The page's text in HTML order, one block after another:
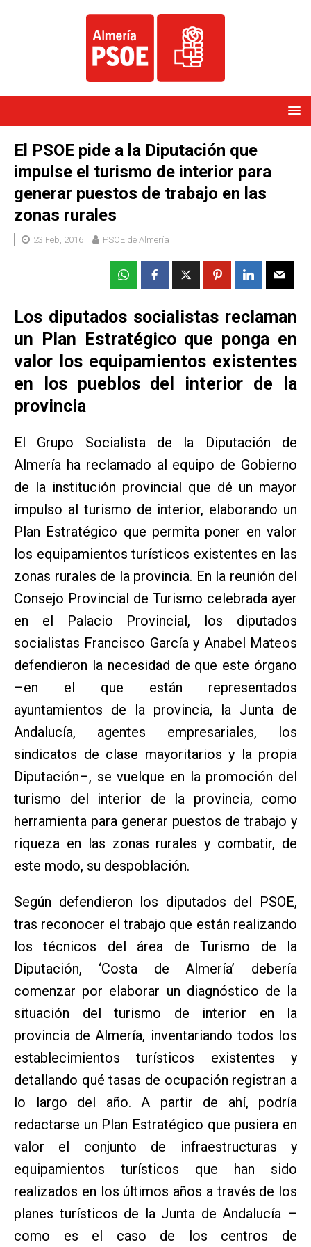
El PSOE pide a la Diputación que
impulse el turismo de interior para
generar puestos de trabajo en las
zonas rurales
23 Feb, 2016 PSOE de Almería
Los diputados socialistas reclaman
un Plan Estratégico que ponga en
valor los equipamientos existentes
en los pueblos del interior de la
provincia
El Grupo Socialista de la Diputación de
Almería ha reclamado al equipo de Gobierno
de la institución provincial que dé un mayor
impulso al turismo de interior, elaborando un
Plan Estratégico que permita poner en valor
los equipamientos turísticos existentes en las
zonas rurales de la provincia. En la reunión del
Consejo Provincial de Turismo celebrada ayer
en el Palacio Provincial, los diputados
socialistas Francisco García y Anabel Mateos
defendieron la necesidad de que este órgano
–en el que están representados
ayuntamientos de la provincia, la Junta de
Andalucía, agentes empresariales, los
sindicatos de clase mayoritarios y la propia
Diputación–, se vuelque en la promoción del
turismo del interior de la provincia, como
herramienta para generar puestos de trabajo y
riqueza en las zonas rurales y combatir, de
este modo, su despoblación.
Según defendieron los diputados del PSOE,
tras reconocer el trabajo que están realizando
los técnicos del área de Turismo de la
Diputación, ‘Costa de Almería’ debería
comenzar por elaborar un diagnóstico de la
situación del turismo de interior en la
provincia de Almería, inventariando todos los
establecimientos turísticos existentes y
detallando qué tasas de ocupación registran a
lo largo del año. A partir de ahí, podría
redactarse un Plan Estratégico que pusiera en
valor el conjunto de infraestructuras y
equipamientos turísticos que han sido
realizados en los últimos años a través de los
planes turísticos de la Junta de Andalucía –
como es el caso de los centros de